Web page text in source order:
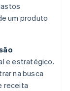
um produto
e estratégico.
na busca
receita